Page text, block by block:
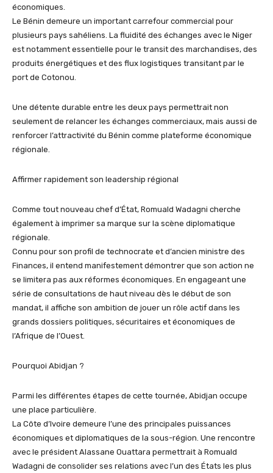
économiques.
Le Bénin demeure un important carrefour commercial pour
plusieurs pays sahéliens. La fluidité des échanges avec le Niger
est notamment essentielle pour le transit des marchandises, des
produits énergétiques et des flux logistiques transitant par le
port de Cotonou.
Une détente durable entre les deux pays permettrait non
seulement de relancer les échanges commerciaux, mais aussi de
renforcer l’attractivité du Bénin comme plateforme économique
régionale.
Affirmer rapidement son leadership régional
Comme tout nouveau chef d’État, Romuald Wadagni cherche
également à imprimer sa marque sur la scène diplomatique
régionale.
Connu pour son profil de technocrate et d’ancien ministre des
Finances, il entend manifestement démontrer que son action ne
se limitera pas aux réformes économiques. En engageant une
série de consultations de haut niveau dès le début de son
mandat, il affiche son ambition de jouer un rôle actif dans les
grands dossiers politiques, sécuritaires et économiques de
l’Afrique de l’Ouest.
Pourquoi Abidjan ?
Parmi les différentes étapes de cette tournée, Abidjan occupe
une place particulière.
La Côte d’Ivoire demeure l’une des principales puissances
économiques et diplomatiques de la sous-région. Une rencontre
avec le président Alassane Ouattara permettrait à Romuald
Wadagni de consolider ses relations avec l’un des États les plus